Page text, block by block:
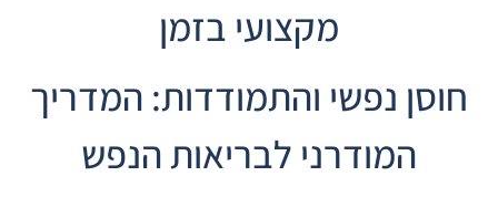
מקצועי בזמן
חוסן נפשי והתמודדות: המדריך
המודרני לבריאות הנפש